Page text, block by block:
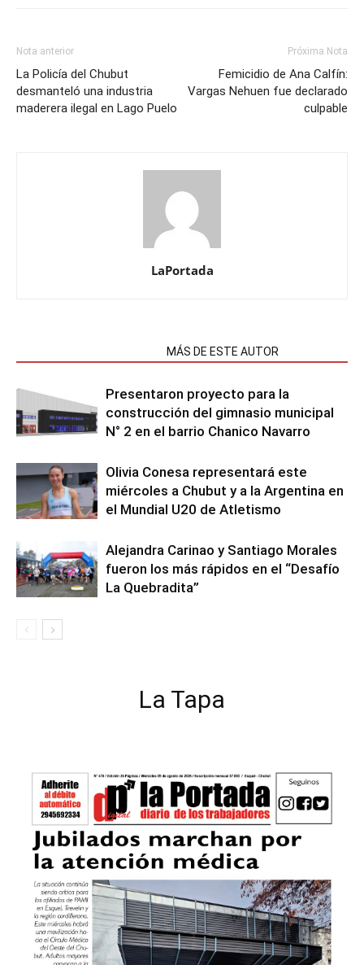
Nota anterior
La Policía del Chubut
desmanteló una industria
maderera ilegal en Lago Puelo
Próxima Nota
Femicidio de Ana Calfín:
Vargas Nehuen fue declarado
culpable
LaPortada
MÁS DE ESTE AUTOR
Presentaron proyecto para la
construcción del gimnasio municipal
N° 2 en el barrio Chanico Navarro
Olivia Conesa representará este
miércoles a Chubut y a la Argentina en
el Mundial U20 de Atletismo
Alejandra Carinao y Santiago Morales
fueron los más rápidos en el “Desafío
La Quebradita”
La Tapa